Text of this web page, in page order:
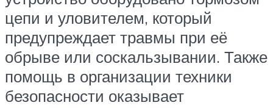
цепи и уловителем, который
предупреждает травмы при её
обрыве или соскальзывании. Также
помощь в организации техники
безопасности оказывает